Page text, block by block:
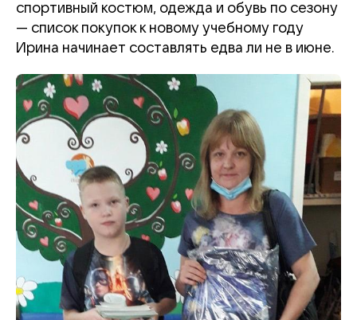
спортивный костюм, одежда и обувь по сезону
— список покупок к новому учебному году
Ирина начинает составлять едва ли не в июне.